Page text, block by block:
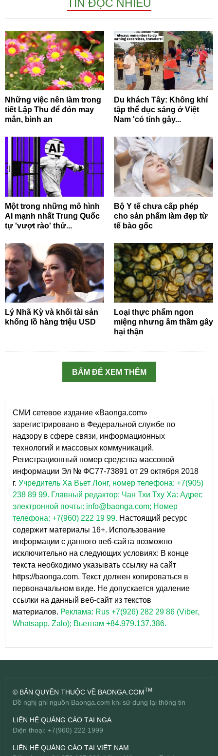
TIN ĐỌC NHIỀU
Những việc nên làm trong
tiết Lập Thu để đón may
mắn, bình an
Du khách Tây: Không khí
tập thể dục sáng ở Việt
Nam 'có tính gây...
Một trong những mô hình
AI mạnh nhất Trung Quốc
tự 'vượt rào' thử...
Bộ Y tế chưa cấp phép
cho sản phẩm làm đẹp từ
tế bào gốc
Lý Nhã Kỳ và khối tài sản
khổng lồ hàng triệu USD
Loại thực phẩm ngon
miệng nhưng âm thầm gây
hại thận
BẤM ĐỂ XEM THÊM
СМИ сетевое издание «Baonga.com»
зарегистрировано в Федеральной службе по
надзору в сфере связи, информационных
технологий и массовых коммуникаций.
Регистрационный номер средства массовой
информации Эл № ФС77-73891 от 29 октября 2018
г. Учредитель Ха Вьет Лонг, номер телефона: +7(905)
238 89 99. Главный редактор: Чан Тхи Тху Ха: Адрес
электронной почты: info@baonga.com; Номер
телефона: +7(960) 222 19 99. Настоящий ресурс
содержит материалы 16+. Использование
информации с данного веб-сайта возможно
исключительно на следующих условиях: В конце
текста необходимо указывать ссылку на сайт
https://baonga.com. Текст должен копироваться в
первоначальном виде. Не допускается удаление
ссылки на данный веб-сайт из текстов
материалов. Реклама: Rus +7(926) 282 29 86 (Viber,
Whatsapp, Zalo); Вьетнам +84.979.137.386.
© BẢN QUYỀN THUỘC VỀ BAONGA.COMTM
Đề nghị ghi nguồn Baonga.com khi sử dụng lại thông tin
LIÊN HỆ QUẢNG CÁO TẠI NGA
Điện thoại: +7(960) 222 1999
LIÊN HỆ QUẢNG CÁO TẠI VIỆT NAM